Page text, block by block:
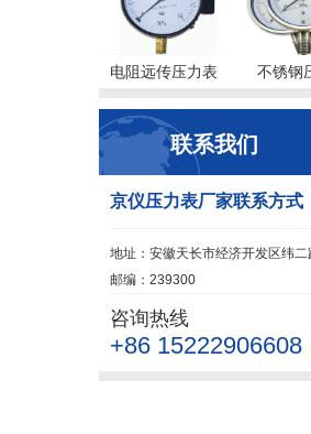
电阻远传压力表 不锈钢
联系我们
京仪压力表厂家联系方式
地址：安徽天长市经济开发区纬二
邮编：239300
咨询热线
+86 15222906608